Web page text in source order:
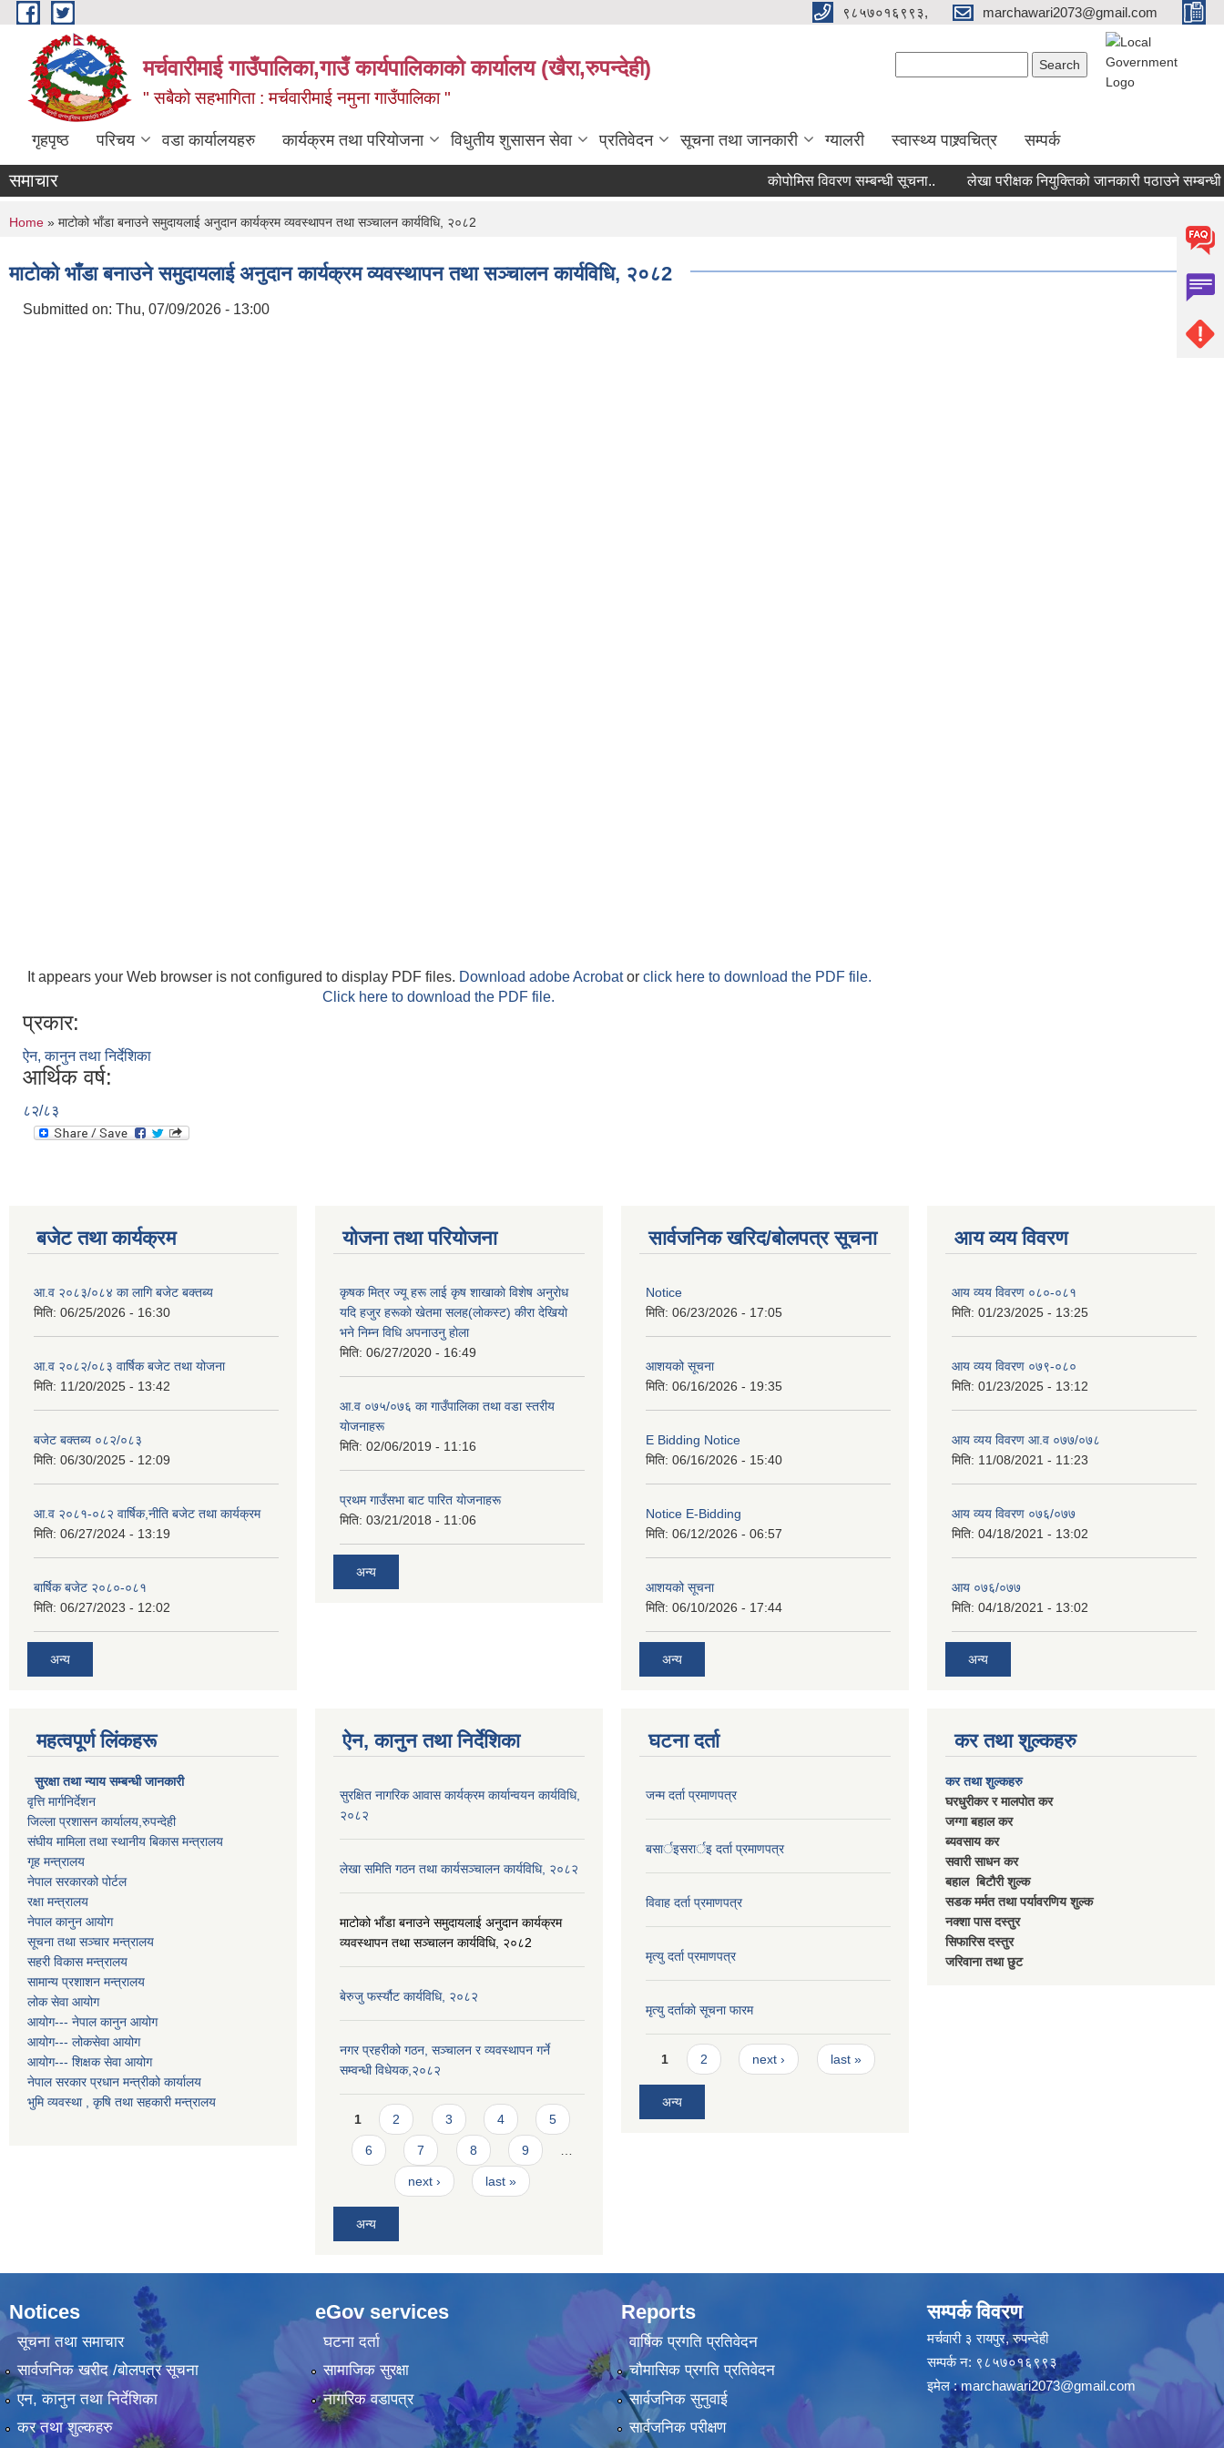
Skip to main content ९८५७०१६९९३, marchawari2073@gmail.com
मर्चवारीमाई गाउँपालिका,गाउँ कार्यपालिकाको कार्यालय (खैरा,रुपन्देही)
" सबैको सहभागिता : मर्चवारीमाई नमुना गाउँपालिका "
गृहपृष्ठ परिचय वडा कार्यालयहरु कार्यक्रम तथा परियोजना विधुतीय शुसासन सेवा प्रतिवेदन सूचना तथा जानकारी ग्यालरी स्वास्थ्य पाश्र्वचित्र सम्पर्क
समाचार कोपोमिस विवरण सम्बन्धी सूचना.. लेखा परीक्षक नियुक्तिको जानकारी पठाउने सम्बन्धी
You are here
Home » माटोको भाँडा बनाउने समुदायलाई अनुदान कार्यक्रम व्यवस्थापन तथा सञ्चालन कार्यविधि, २०८2
माटोको भाँडा बनाउने समुदायलाई अनुदान कार्यक्रम व्यवस्थापन तथा सञ्चालन कार्यविधि, २०८2
Submitted on: Thu, 07/09/2026 - 13:00
It appears your Web browser is not configured to display PDF files. Download adobe Acrobator click here to download the PDF file.
Click here to download the PDF file.
प्रकार:
ऐन, कानुन तथा निर्देशिका
आर्थिक वर्ष:
८२/८३
बजेट तथा कार्यक्रम
आ.व २०८३/०८४ का लागि बजेट बक्तब्य
मिति: 06/25/2026 - 16:30
आ.व २०८२/०८३ वार्षिक बजेट तथा योजना
मिति: 11/20/2025 - 13:42
बजेट बक्तब्य ०८२/०८३
मिति: 06/30/2025 - 12:09
आ.व २०८१-०८२ वार्षिक,नीति बजेट तथा कार्यक्रम
मिति: 06/27/2024 - 13:19
बार्षिक बजेट २०८०-०८१
मिति: 06/27/2023 - 12:02
अन्य
योजना तथा परियोजना
कृषक मित्र ज्यू हरू लाई कृष शाखाकाे विशेष अनुराेध
यदि हजुर हरूकाे खेतमा सलह(लाेकस्ट) कीरा देखियाे
भने निम्न विधि अपनाउनु हाेला
मिति: 06/27/2020 - 16:49
आ‍.व ०७५/०७६ का गाउँपालिका तथा वडा स्तरीय
याेजनाहरू
मिति: 02/06/2019 - 11:16
प्रथम गाउँसभा बाट पारित याेजनाहरू
मिति: 03/21/2018 - 11:06
अन्य
सार्वजनिक खरिद/बोलपत्र सूचना
Notice
मिति: 06/23/2026 - 17:05
आशयको सूचना
मिति: 06/16/2026 - 19:35
E Bidding Notice
मिति: 06/16/2026 - 15:40
Notice E-Bidding
मिति: 06/12/2026 - 06:57
आशयको सूचना
मिति: 06/10/2026 - 17:44
अन्य
आय व्यय विवरण
आय व्यय विवरण ०८०-०८१
मिति: 01/23/2025 - 13:25
आय व्यय विवरण ०७९-०८०
मिति: 01/23/2025 - 13:12
आय व्यय विवरण आ.व ०७७/०७८
मिति: 11/08/2021 - 11:23
आय व्यय विवरण ०७६/०७७
मिति: 04/18/2021 - 13:02
आय ०७६/०७७
मिति: 04/18/2021 - 13:02
अन्य
महत्वपूर्ण लिंकहरू
सुरक्षा तथा न्याय सम्बन्धी जानकारी
वृत्ति मार्गनिर्देशन
जिल्ला प्रशासन कार्यालय,रुपन्देही
संघीय मामिला तथा स्थानीय बिकास मन्त्रालय
गृह मन्त्रालय
नेपाल सरकारको पोर्टल
रक्षा मन्त्रालय
नेपाल कानुन आयोग
सूचना तथा सञ्चार मन्त्रालय
सहरी विकास मन्त्रालय
सामान्य प्रशाशन मन्त्रालय
लोक सेवा आयोग
आयोग--- नेपाल कानुन आयोग
आयोग--- लोकसेवा आयोग
आयोग--- शिक्षक सेवा आयोग
नेपाल सरकार प्रधान मन्त्रीको कार्यालय
भुमि व्यवस्था , कृषि तथा सहकारी मन्त्रालय
ऐन, कानुन तथा निर्देशिका
सुरक्षित नागरिक आवास कार्यक्रम कार्यान्वयन कार्यविधि,
२०८२
लेखा समिति गठन तथा कार्यसञ्चालन कार्यविधि, २०८२
माटोको भाँडा बनाउने समुदायलाई अनुदान कार्यक्रम
व्यवस्थापन तथा सञ्चालन कार्यविधि, २०८2
बेरुजु फर्स्यौट कार्यविधि, २०८२
नगर प्रहरीको गठन, सञ्चालन र व्यवस्थापन गर्ने
सम्वन्धी विधेयक,२०८२
Pages
1 2 3 4 5
6 7 8 9
next › last »
अन्य
घटना दर्ता
जन्म दर्ता प्रमाणपत्र
बसार्इसरार्इ दर्ता प्रमाणपत्र
विवाह दर्ता प्रमाणपत्र
मृत्यु दर्ता प्रमाणपत्र
मृत्यु दर्ताकाे सूचना फारम
Pages
1 2 next › last »
अन्य
कर तथा शुल्कहरु
कर तथा शुल्कहरु
घरधुरीकर र मालपाेत कर
जग्गा बहाल कर
ब्यवसाय कर
सवारी साधन कर
बहाल बिटाैरी शुल्क
सडक मर्मत तथा पर्यावरणिय शुल्क
नक्शा पास दस्तुर
सिफारिस दस्तुर
जरिवाना तथा छुट
Notices
सूचना तथा समाचार
सार्वजनिक खरीद /बोलपत्र सूचना
एन, कानुन तथा निर्देशिका
कर तथा शुल्कहरु
eGov services
घटना दर्ता
सामाजिक सुरक्षा
नागरिक वडापत्र
Reports
वार्षिक प्रगति प्रतिवेदन
चौमासिक प्रगति प्रतिवेदन
सार्वजनिक सुनुवाई
सार्वजनिक परीक्षण
सम्पर्क विवरण
मर्चवारी ३ रायपुर, रुपन्देही
सम्पर्क न: ९८५७०१६९९३
इमेल :marchawari2073@gmail.com